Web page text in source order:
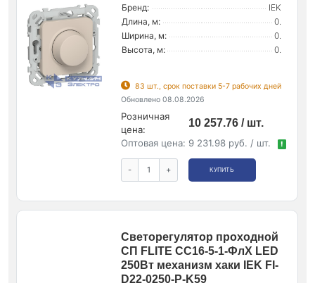
Бренд:
IEK
Длина, м:
0.
Ширина, м:
0.
Высота, м:
0.
83 шт., срок поставки 5-7 рабочих дней
Обновлено 08.08.2026
Розничная
цена:
10 257.76 / шт.
Оптовая цена: 9 231.98 руб. / шт. !
- + КУПИТЬ
Светорегулятор проходной
СП FLITE СС16-5-1-ФлХ LED
250Вт механизм хаки IEK FI-
D22-0250-P-K59